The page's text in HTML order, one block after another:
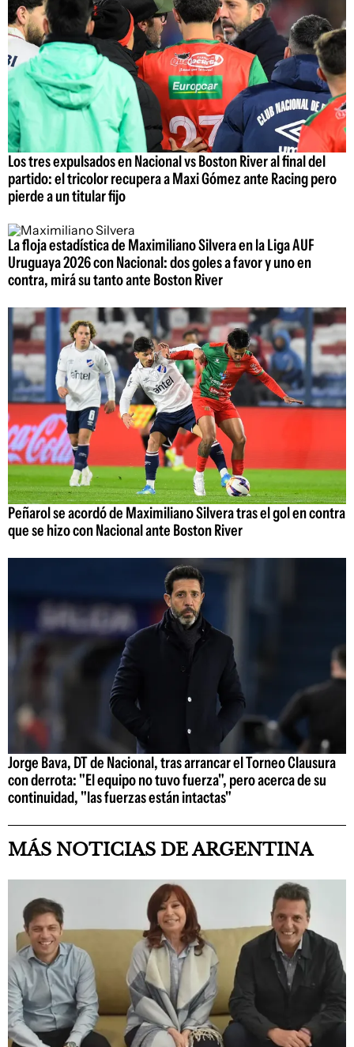
Los tres expulsados en Nacional vs Boston River al final del
partido: el tricolor recupera a Maxi Gómez ante Racing pero
pierde a un titular fijo
La floja estadística de Maximiliano Silvera en la Liga AUF
Uruguaya 2026 con Nacional: dos goles a favor y uno en
contra, mirá su tanto ante Boston River
Peñarol se acordó de Maximiliano Silvera tras el gol en contra
que se hizo con Nacional ante Boston River
Jorge Bava, DT de Nacional, tras arrancar el Torneo Clausura
con derrota: "El equipo no tuvo fuerza", pero acerca de su
continuidad, "las fuerzas están intactas"
MÁS NOTICIAS DE ARGENTINA